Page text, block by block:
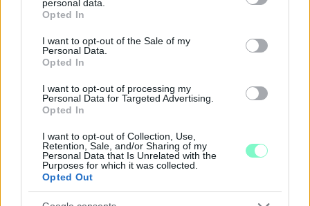
grant or deny consent to Google and its third-party tags to
use your data for below specified purposes in below Google
consent section.
personal data.
Opted In
I want to opt-out of the Sale of my
Personal Data.
Opted In
I want to opt-out of processing my
Personal Data for Targeted Advertising.
Opted In
I want to opt-out of Collection, Use,
Retention, Sale, and/or Sharing of my
Personal Data that Is Unrelated with the
Purposes for which it was collected.
Opted Out
ÖRÖMHÍR: TÍZ ÉVE NEM VOLT ILYEN ALACSONY AZ
INFLÁCIÓ MAGYARORSZÁGON